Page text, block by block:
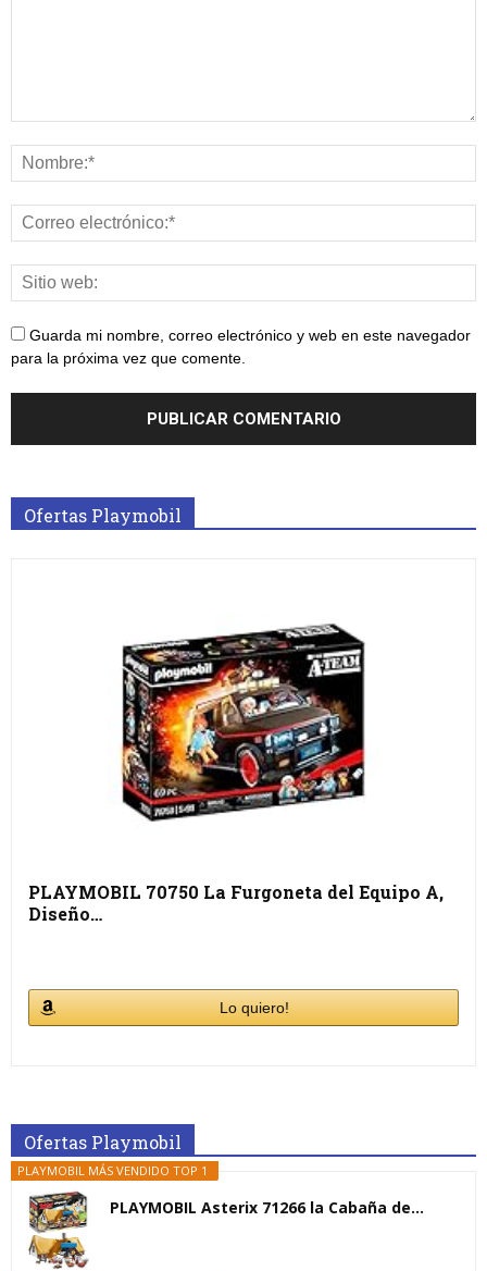
Guarda mi nombre, correo electrónico y web en este navegador
para la próxima vez que comente.
Ofertas Playmobil
PLAYMOBIL 70750 La Furgoneta del Equipo A,
Diseño…
Lo quiero!
Ofertas Playmobil
PLAYMOBIL MÁS VENDIDO TOP 1
PLAYMOBIL Asterix 71266 la Cabaña de...